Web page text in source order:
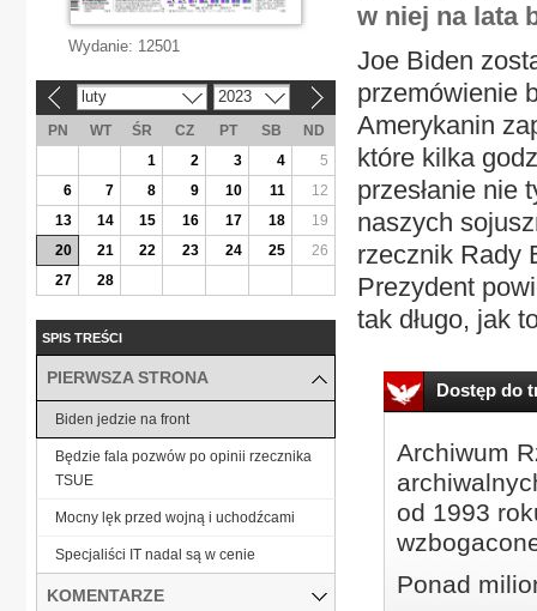
w niej na lata
Joe Biden
przemówienie
Amerykanin
które kilka
przesłanie nie
naszych
rzecznik Rady
Prezydent
tak długo, jak
Dostęp do
Archiwum
od 1993
Ponad
Wydanie: 12501
luty 2023
PN WT ŚR CZ PT SB
ND
1
2 3 4
5
6
7 8 9 10 11
12
13
14 15 16 17 18
19
20
21 22 23 24 25
26
27
28
SPIS TREŚCI
PIERWSZA STRONA
Biden jedzie na front
Będzie fala pozwów po opinii rzecznika
TSUE
Mocny lęk przed wojną i uchodźcami
Specjaliści IT nadal są w cenie
KOMENTARZE